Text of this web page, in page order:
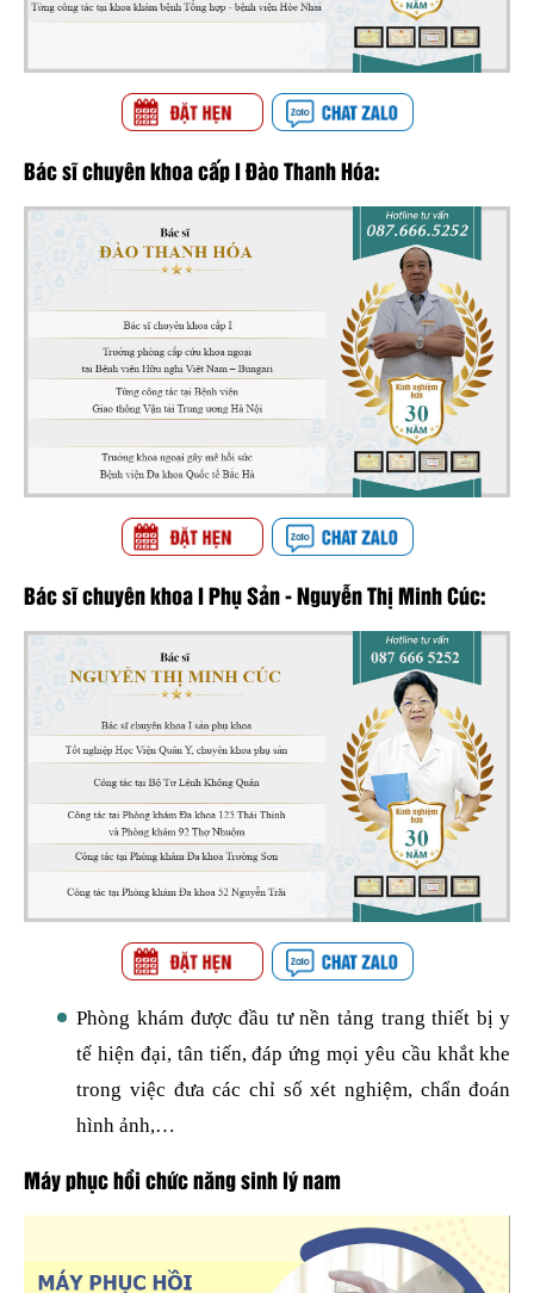
Bác sĩ chuyên khoa cấp I Đào Thanh Hóa:
Bác sĩ chuyên khoa I Phụ Sản - Nguyễn Thị Minh Cúc:
Phòng khám được đầu tư nền tảng trang thiết bị y
tế hiện đại, tân tiến, đáp ứng mọi yêu cầu khắt khe
trong việc đưa các chỉ số xét nghiệm, chẩn đoán
hình ảnh,…
Máy phục hồi chức năng sinh lý nam